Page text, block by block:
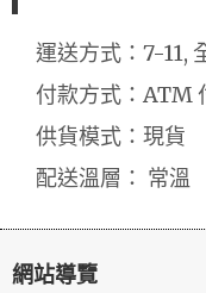
運送方式：7-11,
付款方式：ATM
供貨模式：現貨
配送溫層： 常溫
網站導覽